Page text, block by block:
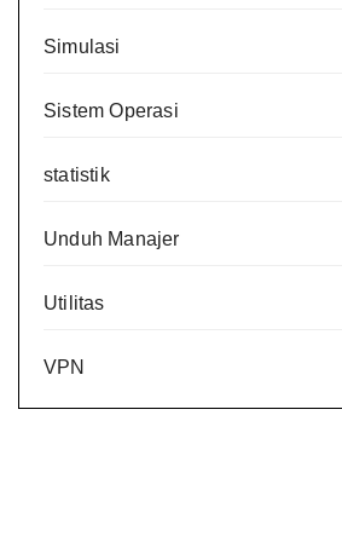
Simulasi
Sistem Operasi
statistik
Unduh Manajer
Utilitas
VPN